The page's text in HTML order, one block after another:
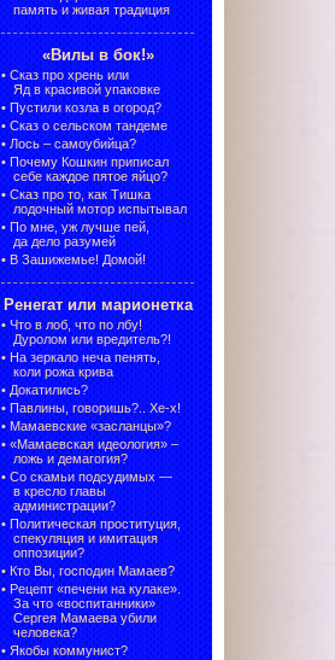
память и живая традиция
«Вилы в бок!»
• Сказ про хрень или
Яд в красивой упаковке
• Пустили козла в огород?
• Сказ о сельском тандеме
• Лось – самоубийца?
• Почему Кошкин приписал
себе каждое пятое яйцо?
• Сказ про то, как Тишка
лодочный мотор испытывал
• По мне, уж лучше пей,
да дело разумей
• В Зашижемье! Домой!
Ренегат или марионетка
• Что в лоб, что по лбу!
Дуролом или вредитель?!
• На зеркало неча пенять,
коли рожа крива
• Докатились?
• Павлины, говоришь?.. Хе-х!
• Мамаевские «засланцы»?
• «Мамаевская идеология» –
ложь и демагогия?
• Со скамьи подсудимых —
в кресло главы
администрации?
• Политическая проституция,
спекуляция и имитация
оппозиции?
• Кто Вы, господин Мамаев?
• Рецепт «печени на кулаке».
За что «воспитанники»
Сергея Мамаева убили
человека?
• Якобы коммунист?